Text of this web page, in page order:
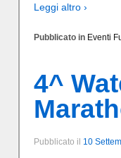
Leggi altro ›
Pubblicato in Eventi
4^
Pubblicato il 10